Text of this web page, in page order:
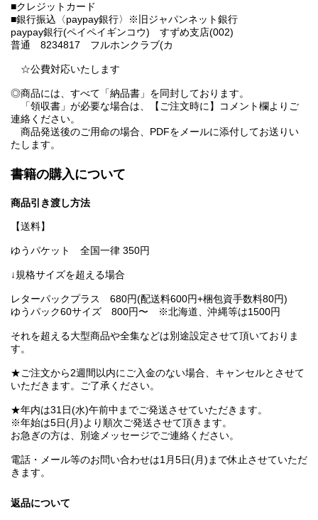
■クレジットカード
■銀行振込〈paypay銀行〉※旧ジャパンネット銀行
paypay銀行(ペイペイギンコウ) すずめ支店(002)
普通 8234817 フルホンクラブ(カ
☆公費対応いたします
◎商品には、すべて「納品書」を同封しております。
「領収書」が必要な場合は、【ご注文時に】コメント欄よりご
連絡ください。
商品発送後のご用命の場合、PDFをメールに添付してお送りい
たします。
書籍の購入について
商品引き渡し方法
【送料】
ゆうパケット 全国一律 350円
↓規格サイズを超える場合
レターパックプラス 680円(配送料600円+梱包資手数料80円)
ゆうパック60サイズ 800円〜 ※北海道、沖縄等は1500円
それを超える大型商品や全集などは別途設定させて頂いておりま
す。
★ご注文から2週間以内にご入金のない場合、キャンセルとさせて
いただきます。ご了承ください。
★年内は31日(水)午前中までご発送させていただきます。
※年始は5日(月)より順次ご発送させて頂きます。
お急ぎの方は、別途メッセージでご連絡ください。
電話・メール等のお問い合わせは1月5日(月)まで休止させていただ
きます。
返品について